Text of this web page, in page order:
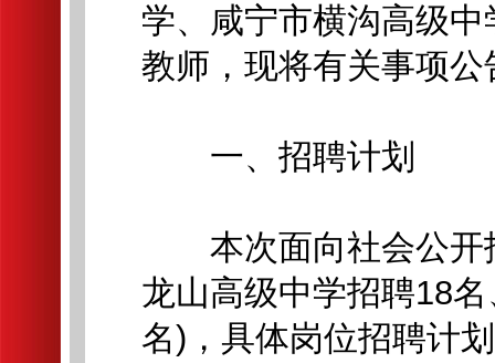
学、咸宁市横沟高级
教师，现将有关事项公
一、招聘计划
本次面向社会公开
龙山高级中学招聘18
名)，具体岗位招聘计